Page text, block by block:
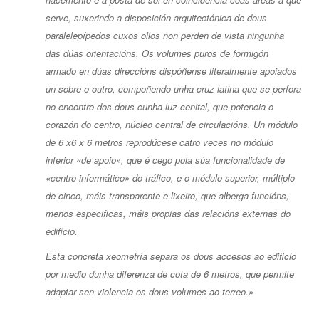
serve, suxerindo a disposición arquitectónica de dous
paralelepípedos cuxos ollos non perden de vista ningunha
das dúas orientacións. Os volumes puros de formigón
armado en dúas direccións dispóñense literalmente apoiados
un sobre o outro, compoñendo unha cruz latina que se perfora
no encontro dos dous cunha luz cenital, que potencia o
corazón do centro, núcleo central de circulacións. Un módulo
de 6 x6 x 6 metros reprodúcese catro veces no módulo
inferior «de apoio», que é cego pola súa funcionalidade de
«centro informático» do tráfico, e o módulo superior, múltiplo
de cinco, máis transparente e lixeiro, que alberga funcións,
menos especificas, máis propias das relacións externas do
edificio.
Esta concreta xeometría separa os dous accesos ao edificio
por medio dunha diferenza de cota de 6 metros, que permite
adaptar sen violencia os dous volumes ao terreo.»